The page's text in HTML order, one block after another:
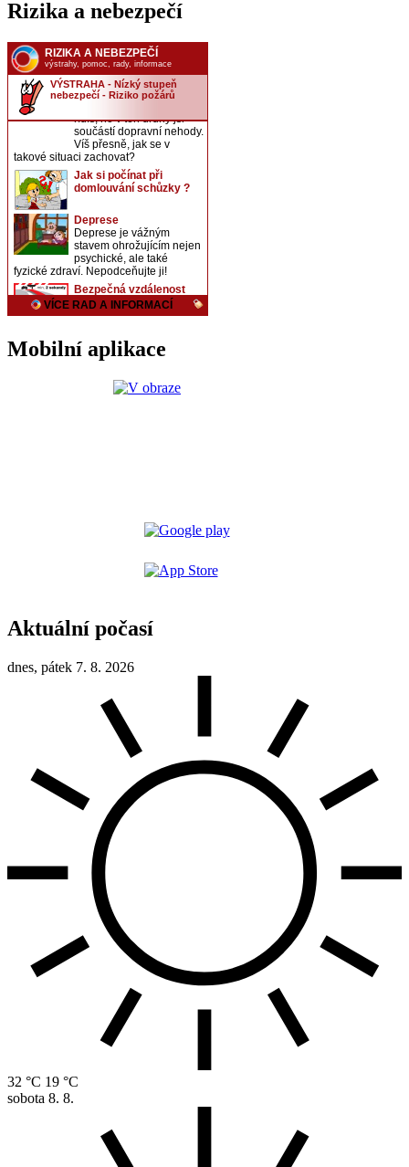
Rizika a nebezpečí
Mobilní aplikace
Aktuální počasí
dnes, pátek 7. 8. 2026
32 °C 19 °C
sobota 8. 8.